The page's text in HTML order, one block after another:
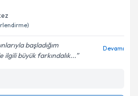
başladığım
büyük farkındalık...
Devamı